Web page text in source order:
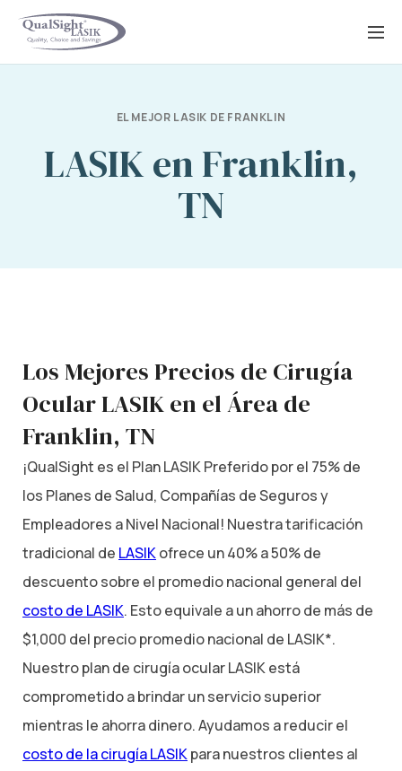
Saltar
EL MEJOR LASIK DE FRANKLIN
LASIK en Franklin,
TN
Los Mejores Precios de Cirugía
Ocular LASIK en el Área de
Franklin, TN
¡QualSight es el Plan LASIK Preferido por el 75% de
los Planes de Salud, Compañías de Seguros y
Empleadores a Nivel Nacional! Nuestra tarificación
tradicional de LASIKofrece un 40% a 50% de
descuento sobre el promedio nacional general del
costo de LASIK. Esto equivale a un ahorro de más de
$1,000 del precio promedio nacional de LASIK*.
Nuestro plan de cirugía ocular LASIK está
comprometido a brindar un servicio superior
mientras le ahorra dinero. Ayudamos a reducir el
costo de la cirugía LASIKpara nuestros clientes al